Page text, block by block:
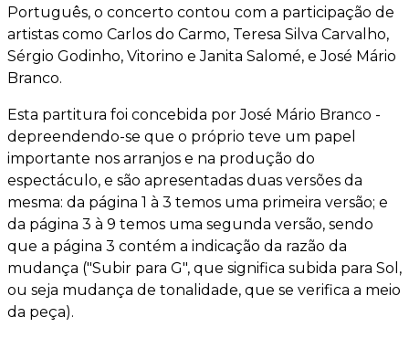
Português, o concerto contou com a participação de
artistas como Carlos do Carmo, Teresa Silva Carvalho,
Sérgio Godinho, Vitorino e Janita Salomé, e José Mário
Branco.
Esta partitura foi concebida por José Mário Branco -
depreendendo-se que o próprio teve um papel
importante nos arranjos e na produção do
espectáculo, e são apresentadas duas versões da
mesma: da página 1 à 3 temos uma primeira versão; e
da página 3 à 9 temos uma segunda versão, sendo
que a página 3 contém a indicação da razão da
mudança ("Subir para G", que significa subida para Sol,
ou seja mudança de tonalidade, que se verifica a meio
da peça).